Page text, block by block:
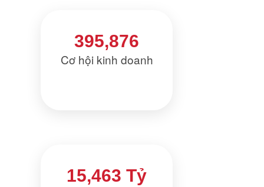
395,876
Cơ hội kinh doanh
15,463 Tỷ